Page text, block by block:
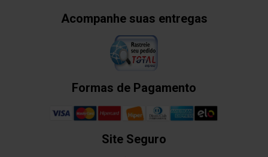
Acompanhe suas entregas
Formas de Pagamento
Site Seguro